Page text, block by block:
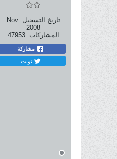
تاريخ التسجيل: Nov
2008
المشاركات: 47953
مشاركة
تويت